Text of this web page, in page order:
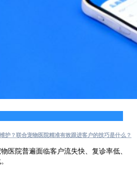
护？联合宠物医院精准有效跟进客户的技巧是什么？
医院普遍面临客户流失快、复诊率低、